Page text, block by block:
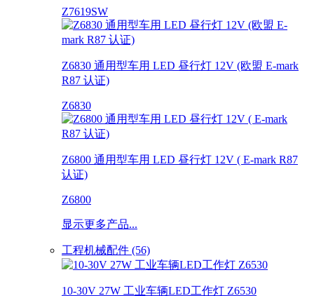
Z7619SW
Z6830 通用型车用 LED 昼行灯 12V (欧盟 E-mark
R87 认证)
Z6830
Z6800 通用型车用 LED 昼行灯 12V ( E-mark R87
认证)
Z6800
显示更多产品...
工程机械配件 (56)
10-30V 27W 工业车辆LED工作灯 Z6530